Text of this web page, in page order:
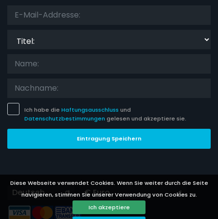
Diese Webseite verwendet Cookies. Wenn Sie weiter durch die Seite
navigieren, stimmen Sie unserer Verwendung von Cookies zu.
Ich akzeptiere
Ich habe die Haftungsausschluss und
Datenschutzbestimmungen gelesen und akzeptiere sie.
Eintragung Speichern
Languages Currencies